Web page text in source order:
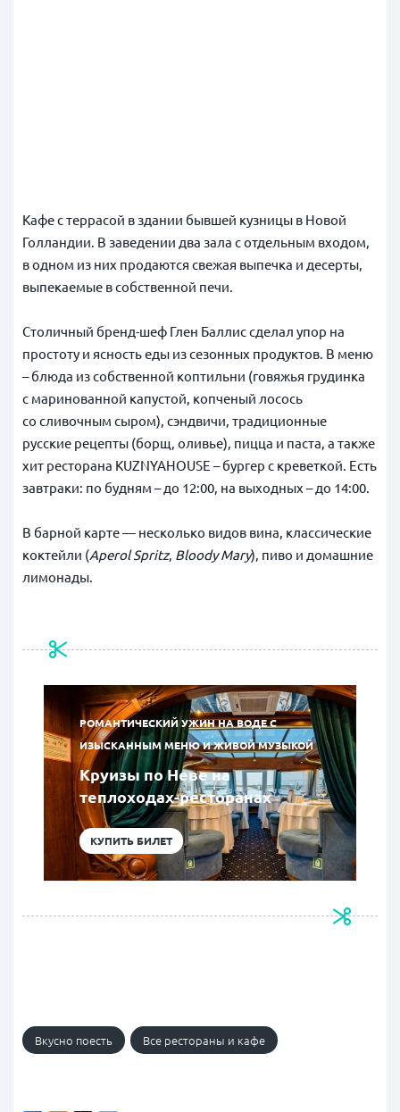
Кафе с террасой в здании бывшей кузницы в Новой
Голландии. В заведении два зала с отдельным входом,
в одном из них продаются свежая выпечка и десерты,
выпекаемые в собственной печи.
Столичный бренд-шеф Глен Баллис сделал упор на
простоту и ясность еды из сезонных продуктов. В меню
– блюда из собственной коптильни (говяжья грудинка
с маринованной капустой, копченый лосось
со сливочным сыром), сэндвичи, традиционные
русские рецепты (борщ, оливье), пицца и паста, а также
хит ресторана KUZNYAHOUSE – бургер с креветкой. Есть
завтраки: по будням – до 12:00, на выходных – до 14:00.
В барной карте — несколько видов вина, классические
коктейли (Aperol Spritz, Bloody Mary), пиво и домашние
лимонады.
РОМАНТИЧЕСКИЙ УЖИН НА ВОДЕ С
ИЗЫСКАННЫМ МЕНЮ И ЖИВОЙ МУЗЫКОЙ
Круизы по Неве на
теплоходах-ресторанах
КУПИТЬ БИЛЕТ
Вкусно поесть Все рестораны и кафе